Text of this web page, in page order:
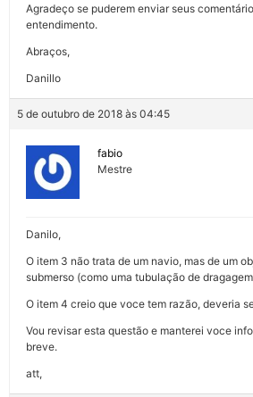
Agradeço se puderem enviar seus
entendimento.
Abraços,
Danillo
5 de outubro de 2018 às 04:45
fabio
Mestre
Danilo,
O item 3 não trata de um navio, mas de um
submerso (como uma tubulação de
O item 4 creio que voce tem razão, deveria
Vou revisar esta questão e manterei voce
breve.
att,